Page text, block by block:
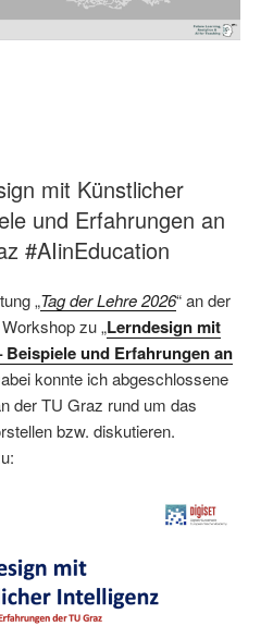
mit Künstlicher
und Erfahrungen an
#AIinEducation
„Tag der Lehre 2026“ an der
zu „Lerndesign mit
und Erfahrungen an
konnte ich abgeschlossene
der TU Graz rund um das
bzw. diskutieren.